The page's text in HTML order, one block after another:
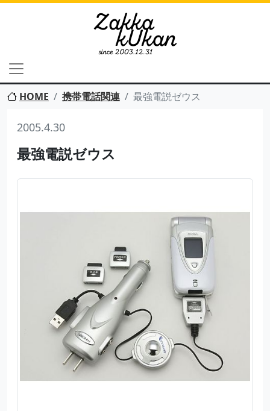
HOME 携帯電話関連 最強電説ゼウス
2005.4.30
最強電説ゼウス